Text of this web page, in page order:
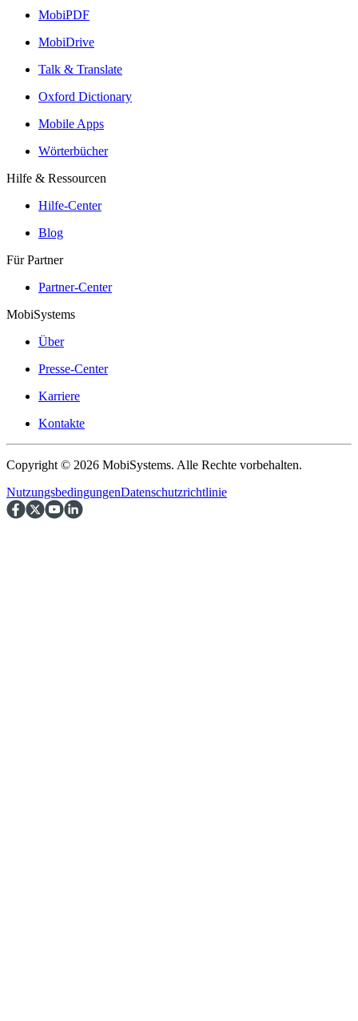
MobiPDF
MobiDrive
Talk & Translate
Oxford Dictionary
Mobile Apps
Wörterbücher
Hilfe & Ressourcen
Hilfe-Center
Blog
Für Partner
Partner-Center
MobiSystems
Über
Presse-Center
Karriere
Kontakte
Copyright © 2026 MobiSystems. Alle Rechte vorbehalten.
NutzungsbedingungenDatenschutzrichtlinie